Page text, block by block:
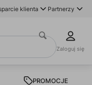
klienta Partnerzy
Zaloguj się
PROMOCJE